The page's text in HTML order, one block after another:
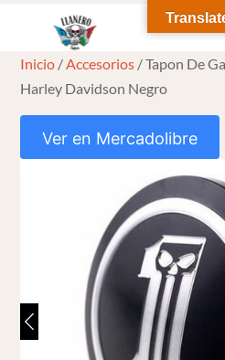
content
Inicio /Accesorios / Tapon De
Harley Davidson Negro
Ver en Mercadolibre